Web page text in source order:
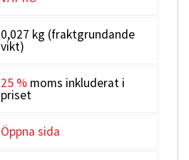
0,027 kg (fraktgrundande
vikt)
25 % moms inkluderat i
priset
Öppna sida